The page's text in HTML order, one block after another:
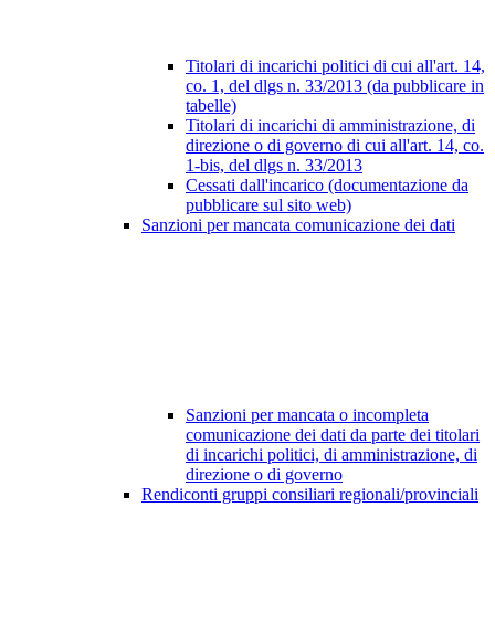
Titolari di incarichi politici di cui all'art. 14,
co. 1, del dlgs n. 33/2013 (da pubblicare in
tabelle)
Titolari di incarichi di amministrazione, di
direzione o di governo di cui all'art. 14, co.
1-bis, del dlgs n. 33/2013
Cessati dall'incarico (documentazione da
pubblicare sul sito web)
Sanzioni per mancata comunicazione dei dati
Sanzioni per mancata o incompleta
comunicazione dei dati da parte dei titolari
di incarichi politici, di amministrazione, di
direzione o di governo
Rendiconti gruppi consiliari regionali/provinciali